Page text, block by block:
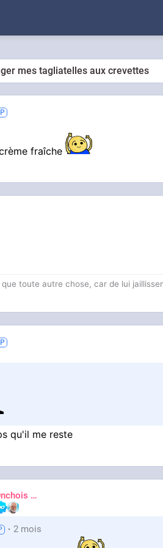
mes tagliatelles aux crevettes
fraîche
toute autre chose, car de lui
qu'il me reste
Archidruide Onchois
🍀️🌩️🐻️
2 mois